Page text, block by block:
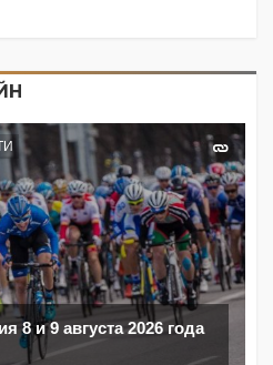
8 и 9 августа 2026 года